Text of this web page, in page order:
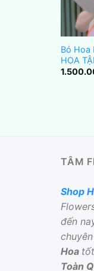
Bó Hoa
HOA
TÂM
Shop
đến
Hoa
Toàn